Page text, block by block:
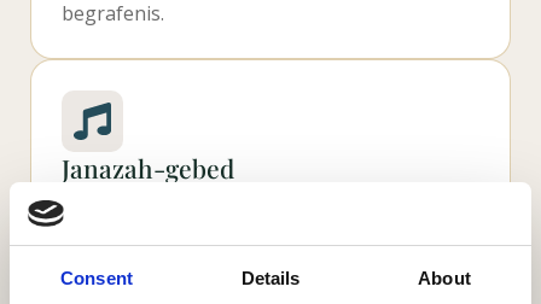
Consent Details About
begrafenis.
Janazah-gebed
Een gezamenlijk gebed waarin wordt gebeden
voor de ziel van de overledene.